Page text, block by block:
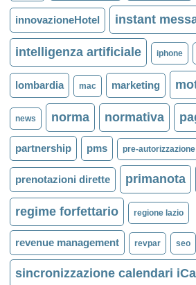
innovazioneHotel instant
intelligenza artificiale iphone
lombardia mac marketing
news norma normativa
partnership pms pre-autorizzazione
prenotazioni dirette primanota
regime forfettario regione lazio
revenue management revpar seo
sincronizzazione calendari iCal